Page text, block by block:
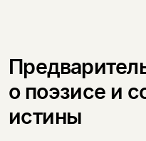
о поэзисе и
истины